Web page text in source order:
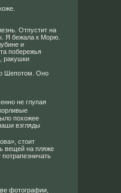
Отпустит на
Я бежала к Морю.
и
побережья
ракушки
Шепотом. Оно
не глупая
похожее
взгляды
стоит
вещей на пляже
фотографии,